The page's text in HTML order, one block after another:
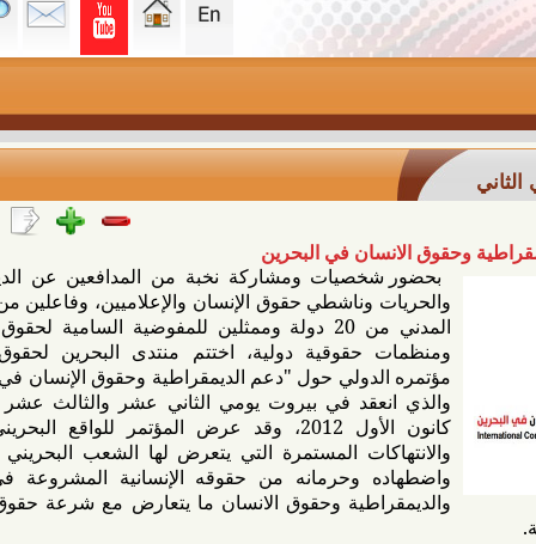
الانسان في البحرين
بحضور شخصيات ومشاركة نخبة من المدافعين عن الديمقراطية
والحريات وناشطي حقوق الإنسان والإعلاميين، وفاعلين من المجتمع
المدني من 20 دولة وممثلين للمفوضية السامية لحقوق الإنسان،
ومنظمات حقوقية دولية، اختتم منتدى البحرين لحقوق الإنسان
مؤتمره الدولي حول "دعم الديمقراطية وحقوق الإنسان في البحرين،
والذي انعقد في بيروت يومي الثاني عشر والثالث عشر من شهر
كانون الأول 2012، وقد عرض المؤتمر للواقع البحريني المؤلم
والانتهاكات المستمرة التي يتعرض لها الشعب البحريني المسالم،
واضطهاده وحرمانه من حقوقه الإنسانية المشروعة في الحرية
والديمقراطية وحقوق الانسان ما يتعارض مع شرعة حقوق الإنسان